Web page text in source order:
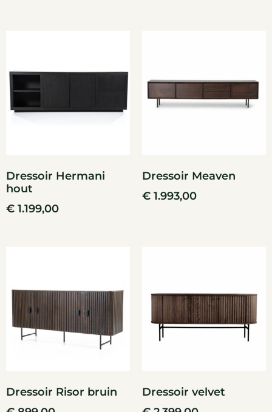
Dressoir Hermani
hout
€ 1.199,00
Dressoir Meaven
€ 1.993,00
Dressoir Risor bruin
Dressoir velvet